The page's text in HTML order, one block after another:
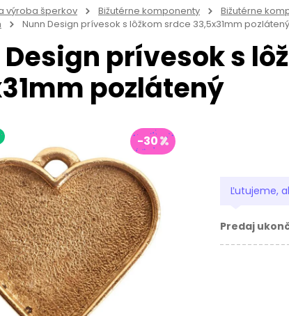
výroba šperkov Bižutérne komponenty
Bižutérne
Nunn Design prívesok s lôžkom srdce 33,5x31mm pozlátený
Design prívesok s
pozlátený
-30
Ľutujeme,
Predaj